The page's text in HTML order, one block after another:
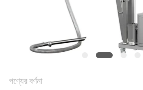
পণ্যের বর্ণনা